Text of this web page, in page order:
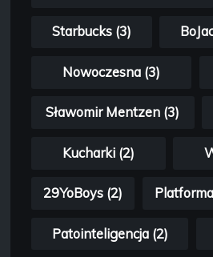
Starbucks (3)
Nowoczesna (3)
Sławomir Mentzen (3)
Kucharki (2)
29YoBoys (2)
Patointeligencja (2)